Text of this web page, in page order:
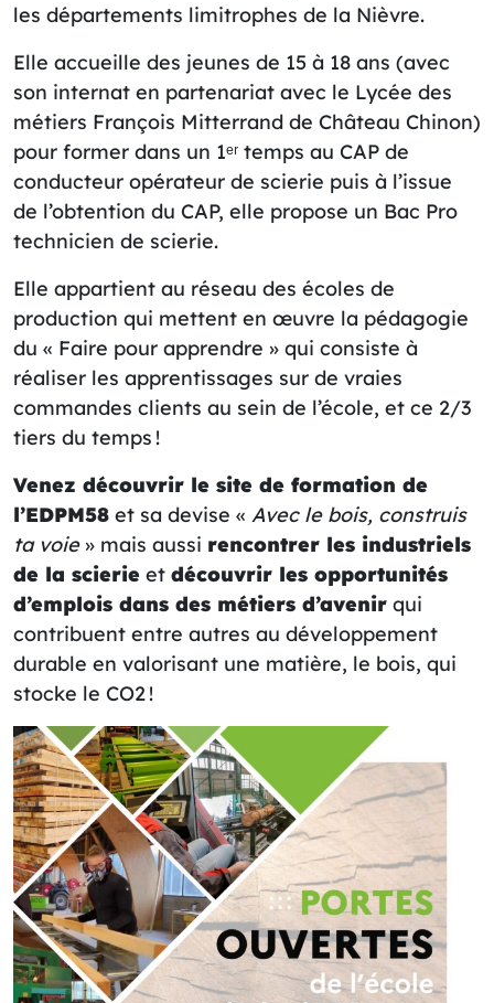
les départements limitrophes de la Nièvre.
Elle accueille des jeunes de 15 à 18 ans (avec
son internat en partenariat avec le Lycée des
métiers François Mitterrand de Château Chinon)
pour former dans un 1ᵉʳ temps au CAP de
conducteur opérateur de scierie puis à l’issue
de l’obtention du CAP, elle propose un Bac Pro
technicien de scierie.
Elle appartient au réseau des écoles de
production qui mettent en œuvre la pédagogie
du « Faire pour apprendre » qui consiste à
réaliser les apprentissages sur de vraies
commandes clients au sein de l’école, et ce 2/3
tiers du temps !
Venez découvrir le site de formation de
l’EDPM58 et sa devise « Avec le bois, construis
ta voie» mais aussi rencontrer les industriels
de la scierie et découvrir les opportunités
d’emplois dans des métiers d’avenir qui
contribuent entre autres au développement
durable en valorisant une matière, le bois, qui
stocke le CO2 !